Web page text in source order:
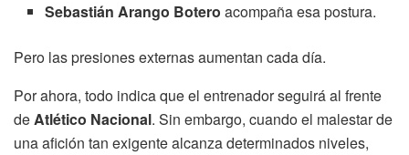
Sebastián Arango Botero acompaña esa postura.
Pero las presiones externas aumentan cada día.
Por ahora, todo indica que el entrenador seguirá al frente
deAtlético Nacional. Sin embargo, cuando el malestar de
una afición tan exigente alcanza determinados niveles,